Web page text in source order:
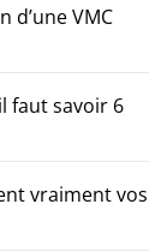
d’une VMC
faut savoir 6
vraiment vos